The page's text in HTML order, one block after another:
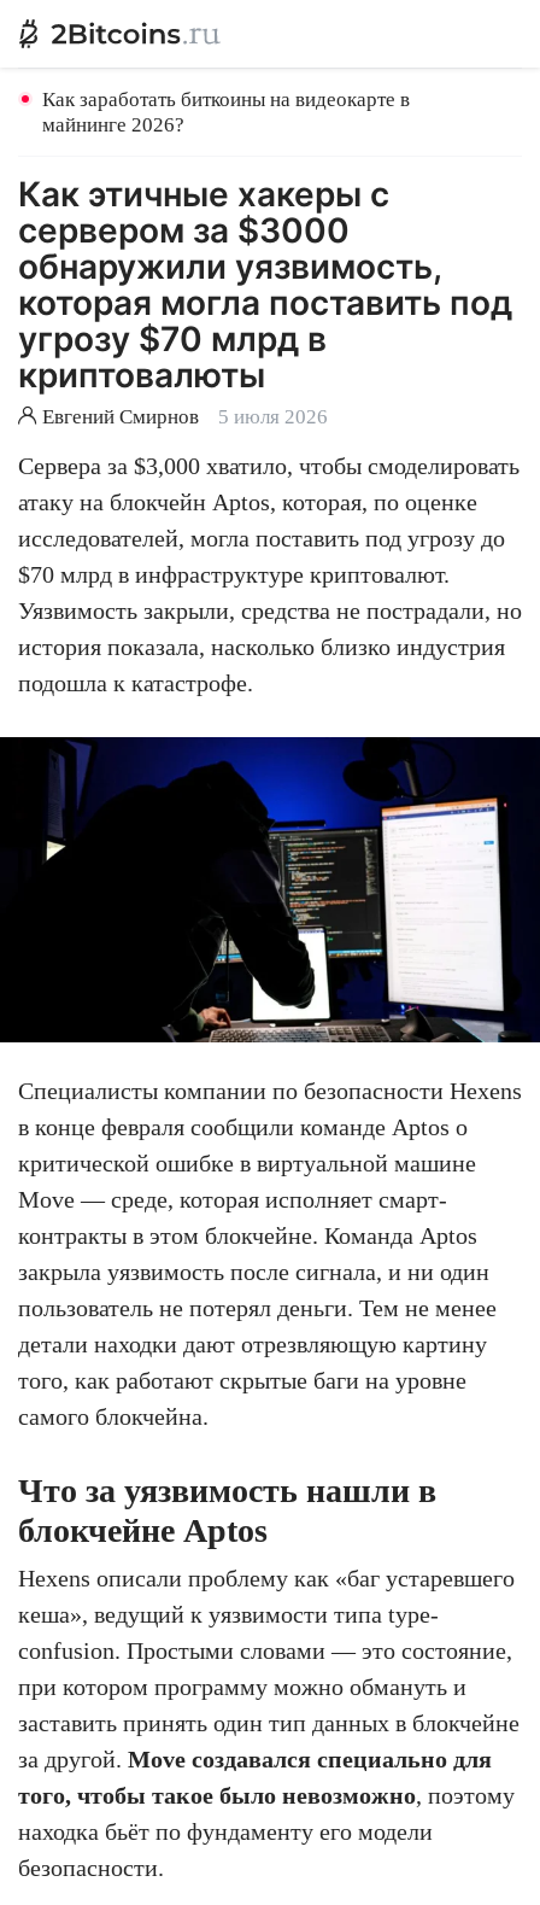
Как заработать биткоины на видеокарте в
майнинге 2026?
Как этичные хакеры с
сервером за $3000
обнаружили уязвимость,
которая могла поставить под
угрозу $70 млрд в
криптовалюты
Евгений Смирнов 5 июля 2026
Сервера за $3,000 хватило, чтобы смоделировать
атаку на блокчейн Aptos, которая, по оценке
исследователей, могла поставить под угрозу до
$70 млрд в инфраструктуре криптовалют.
Уязвимость закрыли, средства не пострадали, но
история показала, насколько близко индустрия
подошла к катастрофе.
Специалисты компании по безопасности Hexens
в конце февраля сообщили команде Aptos о
критической ошибке в виртуальной машине
Move — среде, которая исполняет смарт-
контракты в этом блокчейне. Команда Aptos
закрыла уязвимость после сигнала, и ни один
пользователь не потерял деньги. Тем не менее
детали находки дают отрезвляющую картину
того, как работают скрытые баги на уровне
самого блокчейна.
Что за уязвимость нашли в
блокчейне Aptos
Hexens описали проблему как «баг устаревшего
кеша», ведущий к уязвимости типа type-
confusion. Простыми словами — это состояние,
при котором программу можно обмануть и
заставить принять один тип данных в блокчейне
за другой. Move создавался специально для
того, чтобы такое было невозможно, поэтому
находка бьёт по фундаменту его модели
безопасности.